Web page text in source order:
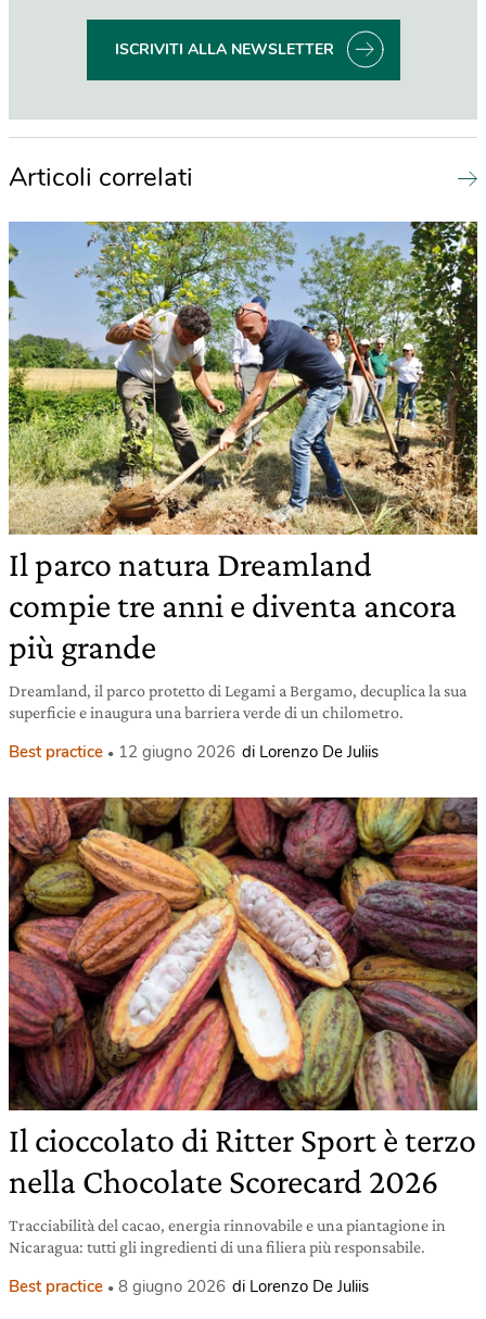
ISCRIVITI ALLA NEWSLETTER
Articoli correlati
Il parco natura Dreamland
compie tre anni e diventa ancora
più grande
Dreamland, il parco protetto di Legami a Bergamo, decuplica la sua
superficie e inaugura una barriera verde di un chilometro.
Best practice 12 giugno 2026 di Lorenzo De Juliis
Il cioccolato di Ritter Sport è terzo
nella Chocolate Scorecard 2026
Tracciabilità del cacao, energia rinnovabile e una piantagione in
Nicaragua: tutti gli ingredienti di una filiera più responsabile.
Best practice 8 giugno 2026 di Lorenzo De Juliis